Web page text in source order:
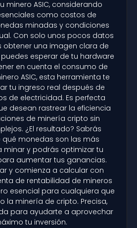
minero ASIC, considerando
como costos de
minadas y condiciones
Con solo unos pocos datos
obtener una imagen clara de
esperar de tu hardware
en cuenta el consumo de
ASIC, esta herramienta te
tu ingreso real después de
de electricidad. Es perfecta
desean rastrear la eficiencia
de minería cripto sin
¿El resultado? Sabrás
qué monedas son las más
minar y podrás optimizar tu
aumentar tus ganancias.
y comienza a calcular con
de rentabilidad de mineros
esencial para cualquiera que
la minería de cripto. Precisa,
para ayudarte a aprovechar
tu inversión.